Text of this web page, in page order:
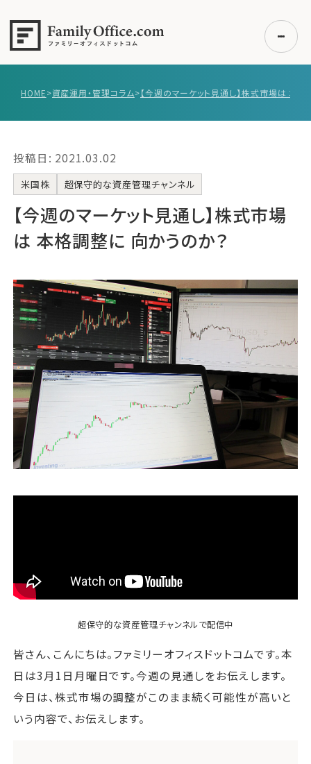
事例紹介
エキスパート一覧
無料講座
コラム
無料ご相談 ログイン
運営会社
ファミリーオフィスとは
メールマガジン登録
よくある質問
HOME>資産運用・管理コラム>
投稿日: 2021.03.02
米国株 超保守的な資産管理チャンネル
【今週のマーケット見通し】株式市場
は 本格調整に 向かうのか？
超保守的な資産管理チャンネルで配信中
皆さん、こんにちは。ファミリーオフィスドットコムです。本
日は3月1日月曜日です。今週の見通しをお伝えします。
今日は、株式市場の調整がこのまま続く可能性が高いと
いう内容で、お伝えします。